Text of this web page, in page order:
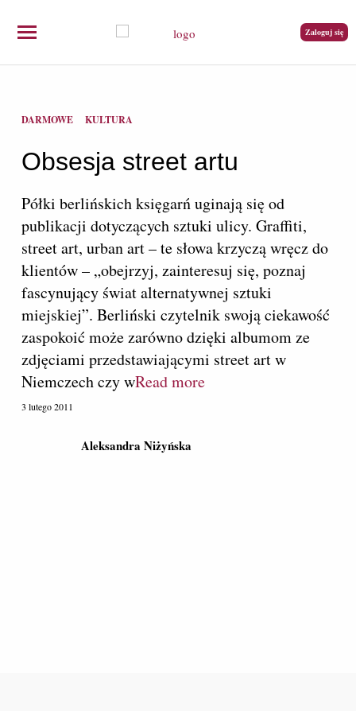
Zaloguj się
DARMOWE KULTURA
Obsesja street artu
Półki berlińskich księgarń uginają się od
publikacji dotyczących sztuki ulicy. Graffiti,
street art, urban art – te słowa krzyczą wręcz do
klientów – „obejrzyj, zainteresuj się, poznaj
fascynujący świat alternatywnej sztuki
miejskiej”. Berliński czytelnik swoją ciekawość
zaspokoić może zarówno dzięki albumom ze
zdjęciami przedstawiającymi street art w
Niemczech czy wRead more
3 lutego 2011
Aleksandra Niżyńska